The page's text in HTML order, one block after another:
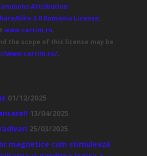
Attribution-
3.0 Romania License.
www.cartim.ro.
the scope of this license may be
www.cartim.ro/.
01/12/2025
13/04/2025
25/03/2025
magnetice cum stimulează